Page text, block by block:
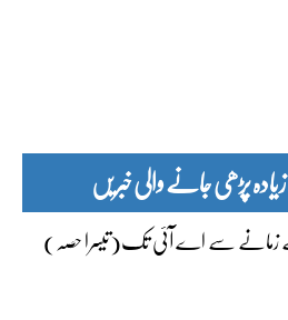
پڑھی جانے والی خبریں
زمانے سے اے آئی تک(تیسرا حصہ)